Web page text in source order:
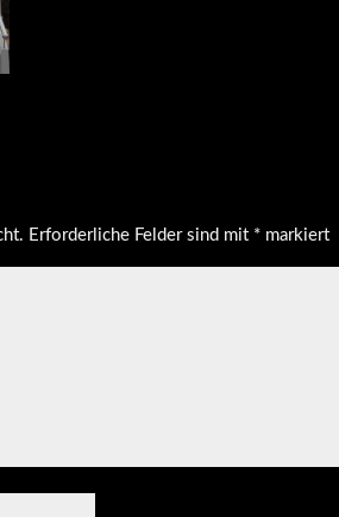
Erforderliche Felder sind mit * markiert